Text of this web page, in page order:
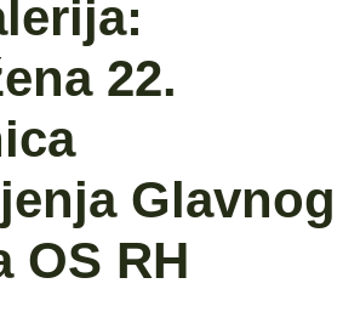
22.
Glavnog
OS RH